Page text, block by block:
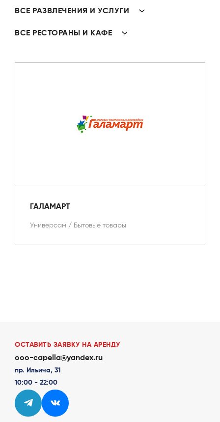
ВСЕ РАЗВЛЕЧЕНИЯ И УСЛУГИ
ВСЕ РЕСТОРАНЫ И КАФЕ
ГАЛАМАРТ
Универсам / Бытовые товары
ОСТАВИТЬ ЗАЯВКУ НА АРЕНДУ
ooo-capella@yandex.ru
пр. Ильича, 31
10:00 - 22:00